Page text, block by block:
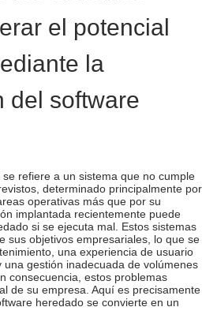
el potencial
la
del software
refiere a un sistema que no cumple
determinado principalmente por
operativas más que por su
implantada recientemente puede
si se ejecuta mal. Estos sistemas
sus objetivos empresariales, lo que se
una experiencia de usuario
gestión inadecuada de volúmenes
consecuencia, estos problemas
de su empresa. Aquí es precisamente
heredado se convierte en un